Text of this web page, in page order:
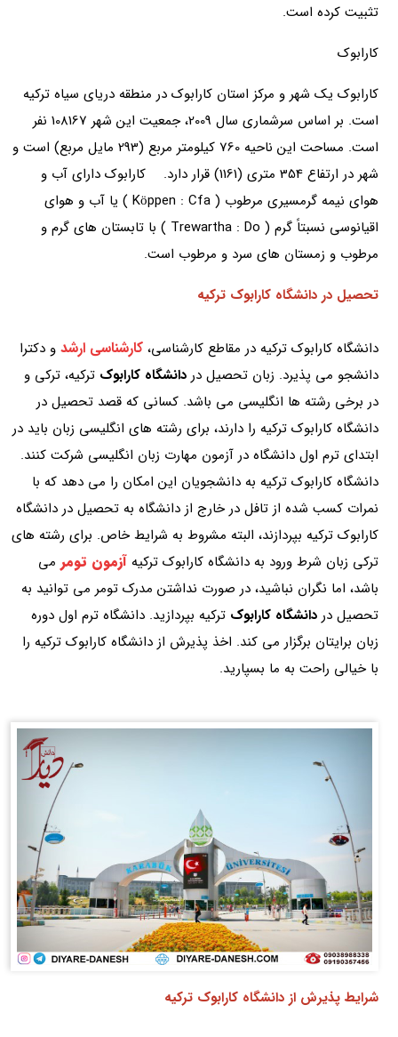
تثبیت کرده است.
کارابوک
کارابوک یک شهر و مرکز استان کارابوک در منطقه دریای سیاه ترکیه
است. بر اساس سرشماری سال 2009، جمعیت این شهر 108167 نفر
است. مساحت این ناحیه 760 کیلومتر مربع (293 مایل مربع) است و
شهر در ارتفاع 354 متری (1161) قرار دارد. کارابوک دارای آب و
هوای نیمه گرمسیری مرطوب ( Köppen : Cfa ) یا آب و هوای
اقیانوسی نسبتاً گرم ( Trewartha : Do ) با تابستان های گرم و
مرطوب و زمستان های سرد و مرطوب است.
تحصیل در دانشگاه کارابوک ترکیه
دانشگاه کارابوک ترکیه در مقاطع کارشناسی، کارشناسی ارشد و دکترا
دانشجو می پذیرد. زبان تحصیل در دانشگاه کارابوک ترکیه، ترکی و
در برخی رشته ها انگلیسی می باشد. کسانی که قصد تحصیل در
دانشگاه کارابوک ترکیه را دارند، برای رشته های انگلیسی زبان باید در
ابتدای ترم اول دانشگاه در آزمون مهارت زبان انگلیسی شرکت کنند.
دانشگاه کارابوک ترکیه به دانشجویان این امکان را می دهد که با
نمرات کسب شده از تافل در خارج از دانشگاه به تحصیل در دانشگاه
کارابوک ترکیه بپردازند، البته مشروط به شرایط خاص. برای رشته های
ترکی زبان شرط ورود به دانشگاه کارابوک ترکیه آزمون تومر می
باشد، اما نگران نباشید، در صورت نداشتن مدرک تومر می توانید به
تحصیل در دانشگاه کارابوک ترکیه بپردازید. دانشگاه ترم اول دوره
زبان برایتان برگزار می کند. اخذ پذیرش از دانشگاه کارابوک ترکیه را
با خیالی راحت به ما بسپارید.
شرایط پذیرش از دانشگاه کارابوک ترکیه